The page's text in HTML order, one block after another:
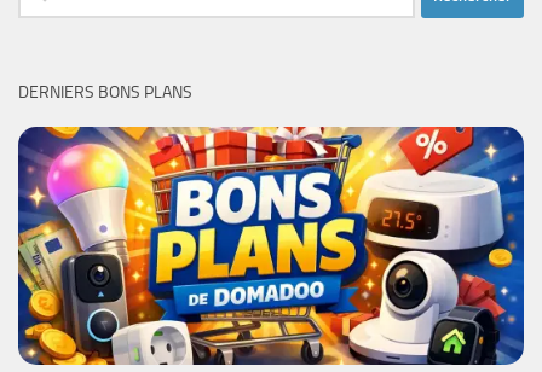
DERNIERS BONS PLANS